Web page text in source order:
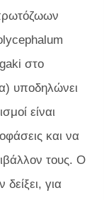
στο
υποδηλώνει
είναι
και να
τους. Ο
για